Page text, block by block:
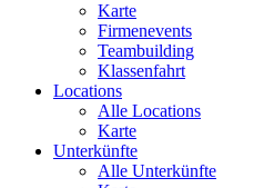
Karte
Firmenevents
Teambuilding
Klassenfahrt
Locations
Alle Locations
Karte
Unterkünfte
Alle Unterkünfte